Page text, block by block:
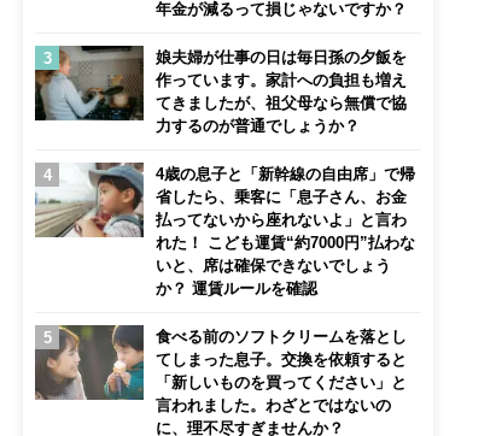
年金が減るって損じゃないですか？
娘夫婦が仕事の日は毎日孫の夕飯を
作っています。家計への負担も増え
てきましたが、祖父母なら無償で協
力するのが普通でしょうか？
4歳の息子と「新幹線の自由席」で帰
省したら、乗客に「息子さん、お金
払ってないから座れないよ」と言わ
れた！ こども運賃“約7000円”払わな
いと、席は確保できないでしょう
か？ 運賃ルールを確認
食べる前のソフトクリームを落とし
てしまった息子。交換を依頼すると
「新しいものを買ってください」と
言われました。わざとではないの
に、理不尽すぎませんか？